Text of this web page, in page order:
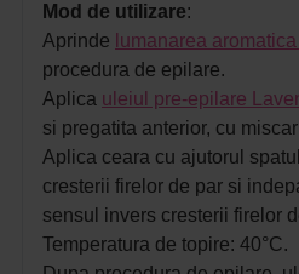
Mod de utilizare:
Aprinde lumanarea
procedura de epilare.
Aplica uleiul pre-epilare
si pregatita anterior, cu
Aplica ceara cu ajutorul
cresterii firelor de par si
sensul invers cresterii firelor
Temperatura de topire: 40°C.